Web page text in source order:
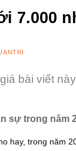
7.000
bài viết này
sự trong năm
hay, trong năm